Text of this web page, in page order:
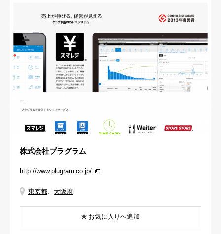
株式会社プラグラム
http://www.plugram.co.jp/
東京都、 大阪府
お気に入りへ追加